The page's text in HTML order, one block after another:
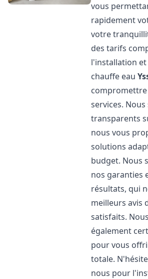
vous
rapidement
votre
des tarifs
l'installation
chauffe eau
services.
transparents
nous vous
solutions
budget. Nous
nos garanties
résultats, qui
meilleurs avis
satisfaits.
également
pour vous
totale.
nous pour